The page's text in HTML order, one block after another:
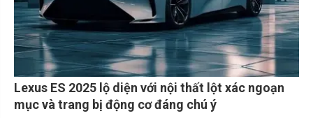
Lexus ES 2025 lộ diện với nội thất lột xác ngoạn
mục và trang bị động cơ đáng chú ý